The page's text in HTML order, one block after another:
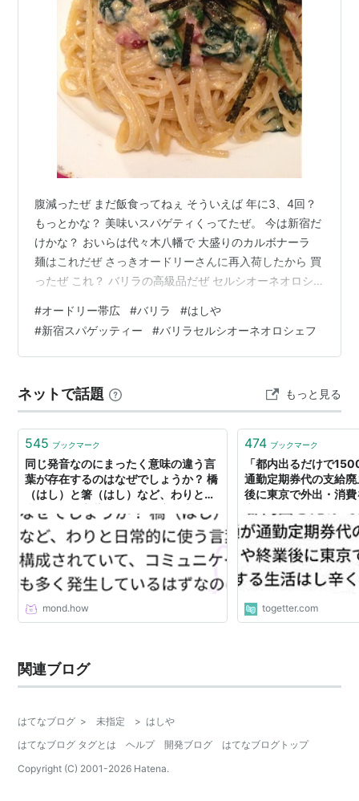
腹減ったぜ まだ飯食ってねぇ そういえば 年に3、4回？
もっとかな？ 美味いスパゲティくってたぜ。 今は新宿だ
けかな？ おいらは代々木八幡で 大盛りのカルボナーラ
麺はこれだぜ さっきオードリーさんに再入荷したから 買
ったぜ これ？ バリラの高級品だぜ セルシオーネオロシ
あばよ リンク
#オードリー帯広 #バリラ #はしや
#新宿スパゲッティー #バリラセルシオーネオロシェフ
ネットで話題 もっと見る
545 ブックマーク
同じ発音なのにまったく意味の違う言
葉が存在するのはなぜでしょうか？ 橋
（はし）と箸（はし）など、わりと日
れていて、コミュニケーション上の無
駄も多く発生しているはずなのに、言
語が生まれてからこれまでの間に淘汰
されずにいるのはなぜですか？ |
mond
mond.how
474 ブックマーク
「都内出るだけで
通勤定期券代の支給
後に東京で外出・消
togetter.com
関連ブログ
はてなブログ > 未指定 > はしや
はてなブログ タグとは
ヘルプ 開発ブログ
はてなブログトップ
Copyright (C) 2001-2026 Hatena.